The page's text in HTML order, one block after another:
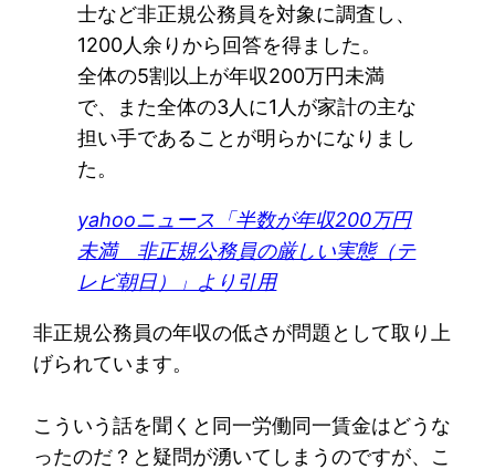
士など非正規公務員を対象に調査し、
1200人余りから回答を得ました。
全体の5割以上が年収200万円未満
で、また全体の3人に1人が家計の主な
担い手であることが明らかになりまし
た。
yahooニュース「半数が年収200万円
未満 非正規公務員の厳しい実態（テ
レビ朝日）」より引用
非正規公務員の年収の低さが問題として取り上
げられています。
こういう話を聞くと同一労働同一賃金はどうな
ったのだ？と疑問が湧いてしまうのですが、こ